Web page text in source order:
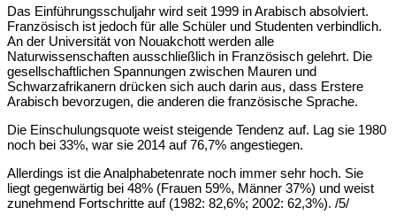
Das Einführungsschuljahr wird seit 1999 in Arabisch absolviert.
Französisch ist jedoch für alle Schüler und Studenten verbindlich.
An der Universität von Nouakchott werden alle
Naturwissenschaften ausschließlich in Französisch gelehrt. Die
gesellschaftlichen Spannungen zwischen Mauren und
Schwarzafrikanern drücken sich auch darin aus, dass Erstere
Arabisch bevorzugen, die anderen die französische Sprache.
Die Einschulungsquote weist steigende Tendenz auf. Lag sie 1980
noch bei 33%, war sie 2014 auf 76,7% angestiegen.
Allerdings ist die Analphabetenrate noch immer sehr hoch. Sie
liegt gegenwärtig bei 48% (Frauen 59%, Männer 37%) und weist
zunehmend Fortschritte auf (1982: 82,6%; 2002: 62,3%). /5/